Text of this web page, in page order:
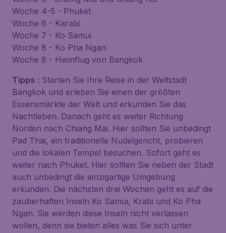
Woche 4-5 - Phuket
Woche 6 - Karabi
Woche 7 - Ko Samui
Woche 8 - Ko Pha Ngan
Woche 8 - Heimflug von Bangkok
Tipps : Starten Sie Ihre Reise in der Weltstadt
Bangkok und erleben Sie einen der größten
Essensmärkte der Welt und erkunden Sie das
Nachtleben. Danach geht es weiter Richtung
Norden nach Chiang Mai. Hier sollten Sie unbedingt
Pad Thai, ein traditionelle Nudelgericht, probieren
und die lokalen Tempel besuchen. Sofort geht es
weiter nach Phuket. Hier sollten Sie neben der Stadt
auch unbedingt die einzigartige Umgebung
erkunden. Die nächsten drei Wochen geht es auf die
zauberhaften Inseln Ko Samui, Krabi und Ko Pha
Ngan. Sie werden diese Inseln nicht verlassen
wollen, denn sie bieten alles was Sie sich unter